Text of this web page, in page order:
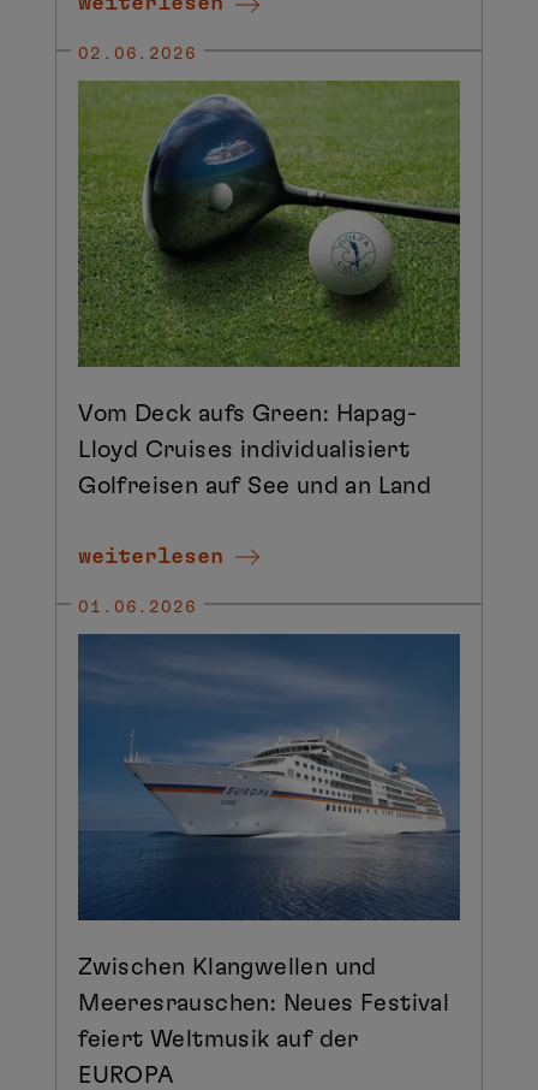
Vom Deck aufs Green: Hapag-
Lloyd Cruises individualisiert
Golfreisen auf See und an Land
weiterlesen
02.06.2026
Zwischen Klangwellen und
Meeresrauschen: Neues Festival
feiert Weltmusik auf der
EUROPA
01.06.2026